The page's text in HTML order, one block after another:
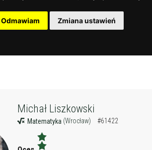
Odmawiam Zmiana ustawień
Michał Liszkowski
Matematyka (Wrocław) #61422